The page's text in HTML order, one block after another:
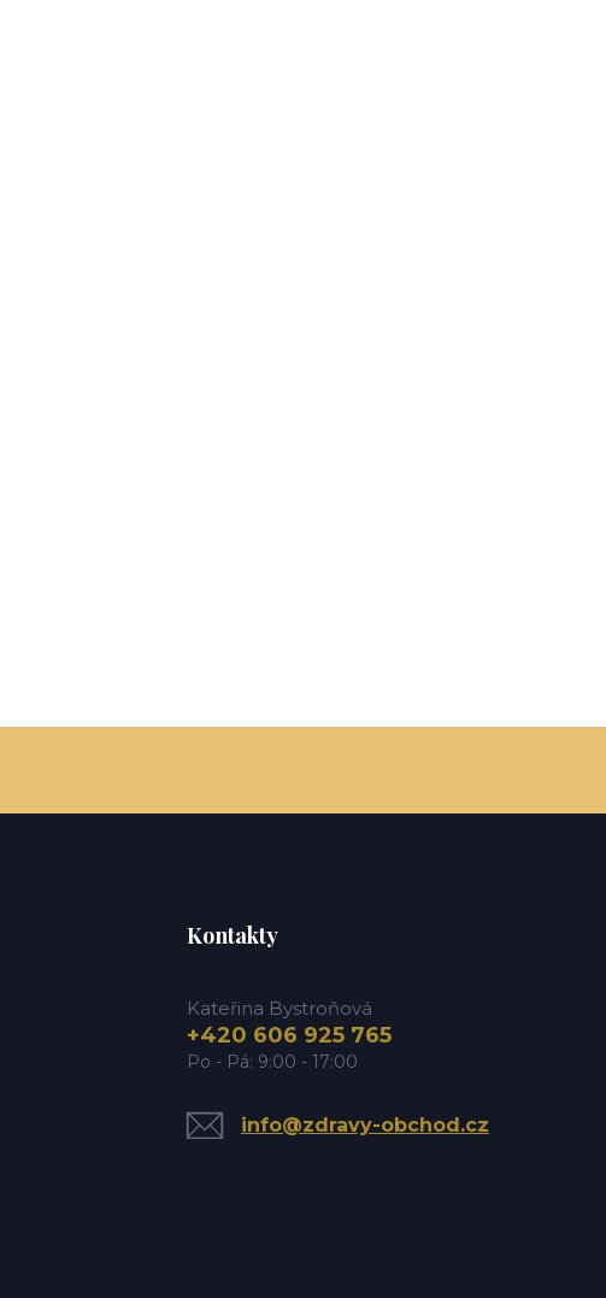
Kontakty
Kateřina Bystroňová
+420 606 925 765
Po - Pá: 9:00 - 17:00
info@zdravy-obchod.cz